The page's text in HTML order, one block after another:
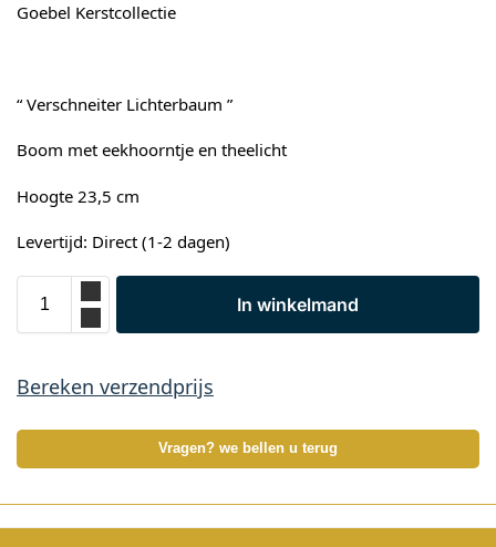
Goebel Kerstcollectie
“ Verschneiter Lichterbaum ”
Boom met eekhoorntje en theelicht
Hoogte 23,5 cm
Levertijd: Direct (1-2 dagen)
In winkelmand
Bereken verzendprijs
Vragen? we bellen u terug